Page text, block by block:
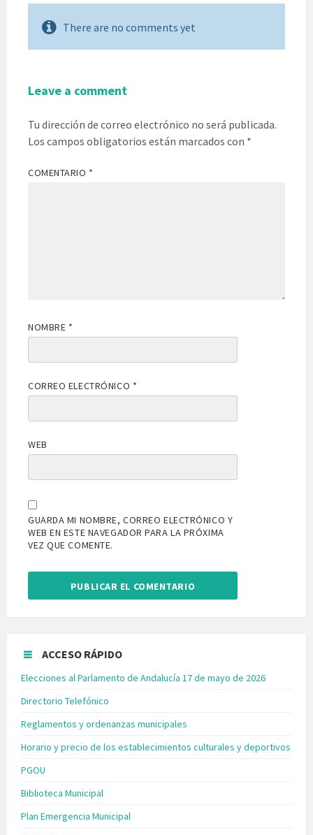
There are no comments yet
Leave a comment
Tu dirección de correo electrónico no será publicada.
Los campos obligatorios están marcados con *
COMENTARIO *
NOMBRE *
CORREO ELECTRÓNICO *
WEB
GUARDA MI NOMBRE, CORREO ELECTRÓNICO Y
WEB EN ESTE NAVEGADOR PARA LA PRÓXIMA
VEZ QUE COMENTE.
ACCESO RÁPIDO
Elecciones al Parlamento de Andalucía 17 de mayo de 2026
Directorio Telefónico
Reglamentos y ordenanzas municipales
Horario y precio de los establecimientos culturales y deportivos
PGOU
Biblioteca Municipal
Plan Emergencia Municipal